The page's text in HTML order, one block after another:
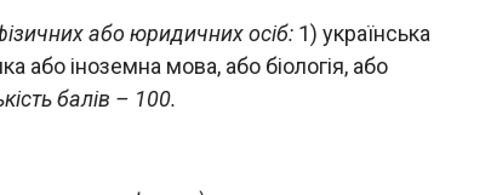
або юридичних осіб: 1) українська
або іноземна мова, або біологія, або
балів – 100.